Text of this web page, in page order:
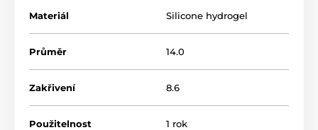
Materiál Silicone hydrogel
Průměr 14.0
Zakřivení 8.6
Použitelnost 1 rok